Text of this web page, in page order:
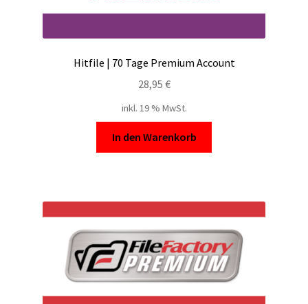
Hitfile | 70 Tage Premium Account
28,95 €
inkl. 19 % MwSt.
In den Warenkorb